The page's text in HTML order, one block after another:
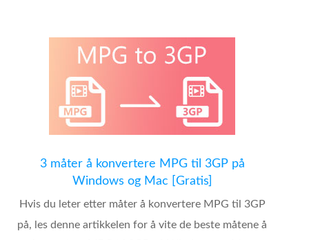
3 måter å konvertere MPG til 3GP på
Windows og Mac [Gratis]
Hvis du leter etter måter å konvertere MPG til 3GP
på, les denne artikkelen for å vite de beste måtene å